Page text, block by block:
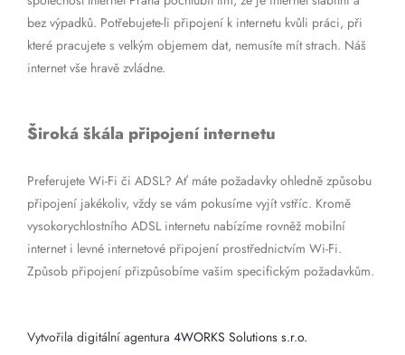
bez výpadků. Potřebujete-li připojení k internetu kvůli práci, při
které pracujete s velkým objemem dat, nemusíte mít strach. Náš
internet vše hravě zvládne.
Široká škála připojení internetu
Preferujete Wi-Fi či ADSL? Ať máte požadavky ohledně způsobu
připojení jakékoliv, vždy se vám pokusíme vyjít vstříc. Kromě
vysokorychlostního ADSL internetu nabízíme rovněž mobilní
internet i levné internetové připojení prostřednictvím Wi-Fi.
Způsob připojení přizpůsobíme vašim specifickým požadavkům.
Vytvořila digitální agentura 4WORKS Solutions s.r.o.